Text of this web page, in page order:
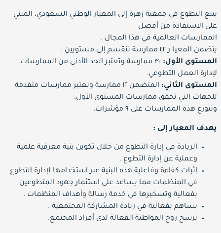
يتبع التطوع في جمعية زهرة إلى المعيار الوطني السعودي، المبني
على الاستفادة من أفضل
الممارسات العالمية في هذا المجال .
يتضمن المعيا ر ٤٢ ممارسة تنقسم إلى مستويين :
المستوى الأول:
٣٠ ممارسة وتعتبر الحد الأدنى من الممارسات
لإدارة العمل التطوعي.
المستوى الثاني:
المتضمن ١٢ ممارسة وتعتبر ممارسات متقدمة
للجهات التي تحقق ممارسات المستوى الأول.
وتتوزع هذه الممارسات على ٩ مؤشرات.
يهدف المعيار إلى :
الريادة في إدارة التطوع من خلال تكوين بنية معرفية علمية
وعملية عن إدارة التطوع .
إثبات كفاءة وفاعلية هذه البنية عبر استخدامها لإدارة التطوع
في المنظمات مما يساعد على استثمار جهود المتطوعين
بفعالية وتسخيرها في خدمة رسالة وأهداف المنظمات .
يساهم بفعالية في زيادة المشاركة المجتمعية .
يرسخ روح المواطنة الفعالة لدى أفراد المجتمع.